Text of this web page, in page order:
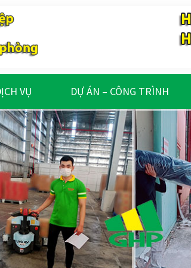
VỤ DỰ ÁN – CÔNG TRÌNH